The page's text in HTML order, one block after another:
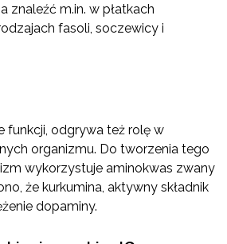
znaleźć m.in. w płatkach
fasoli, soczewicy i
funkcji, odgrywa też rolę w
organizmu. Do tworzenia tego
wykorzystuje aminokwas zwany
że kurkumina, aktywny składnik
dopaminy.